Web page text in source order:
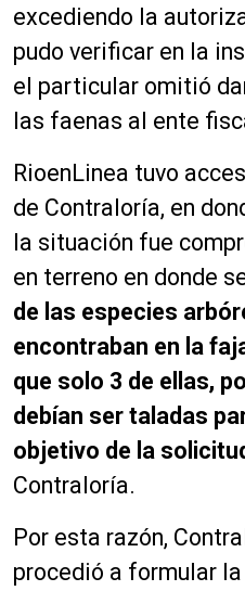
excediendo la
pudo verificar en la
el particular omitió
las faenas al ente
RioenLinea tuvo
de Contraloría, en
la situación fue
en terreno en donde
de las especies
encontraban en la
que solo 3 de ellas,
debían ser taladas
objetivo de la
Contraloría.
Por esta razón,
procedió a formular